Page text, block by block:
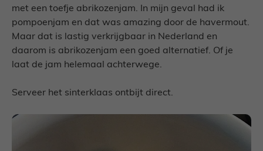
met een toefje abrikozenjam. In mijn geval had ik
pompoenjam en dat was amazing door de havermout.
Maar dat is lastig verkrijgbaar in Nederland en
daarom is abrikozenjam een goed alternatief. Of je
laat de jam helemaal achterwege.
Serveer het sinterklaas ontbijt direct.